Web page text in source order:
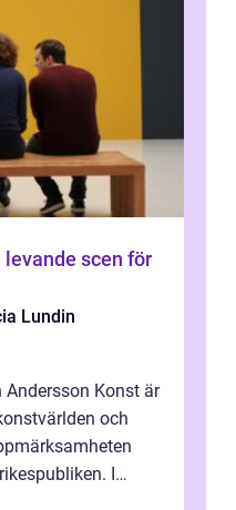
levande scen för
Lundin
Konst är
och
I